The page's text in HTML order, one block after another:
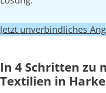
Jetzt unverbindliches
In 4 Schritten zu
Textilien in